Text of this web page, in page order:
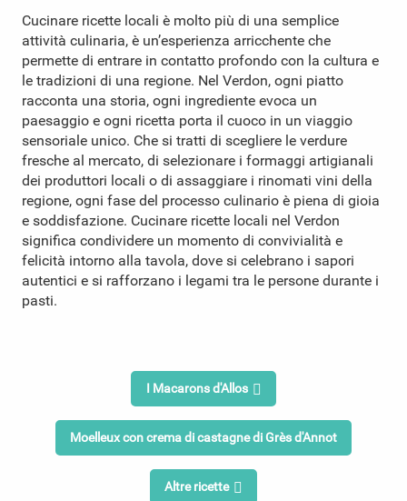
Cucinare ricette locali è molto più di una semplice
attività culinaria, è un’esperienza arricchente che
permette di entrare in contatto profondo con la cultura e
le tradizioni di una regione. Nel Verdon, ogni piatto
racconta una storia, ogni ingrediente evoca un
paesaggio e ogni ricetta porta il cuoco in un viaggio
sensoriale unico. Che si tratti di scegliere le verdure
fresche al mercato, di selezionare i formaggi artigianali
dei produttori locali o di assaggiare i rinomati vini della
regione, ogni fase del processo culinario è piena di gioia
e soddisfazione. Cucinare ricette locali nel Verdon
significa condividere un momento di convivialità e
felicità intorno alla tavola, dove si celebrano i sapori
autentici e si rafforzano i legami tra le persone durante i
pasti.
I Macarons d'Allos
Moelleux con crema di castagne di Grès d'Annot
Altre ricette